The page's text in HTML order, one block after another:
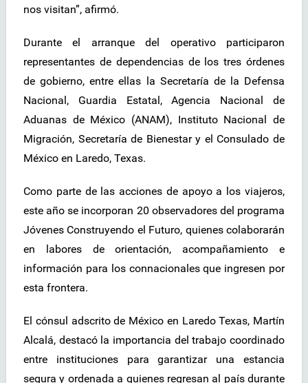
nos visitan”, afirmó.
Durante el arranque del operativo participaron
representantes de dependencias de los tres órdenes
de gobierno, entre ellas la Secretaría de la Defensa
Nacional, Guardia Estatal, Agencia Nacional de
Aduanas de México (ANAM), Instituto Nacional de
Migración, Secretaría de Bienestar y el Consulado de
México en Laredo, Texas.
Como parte de las acciones de apoyo a los viajeros,
este año se incorporan 20 observadores del programa
Jóvenes Construyendo el Futuro, quienes colaborarán
en labores de orientación, acompañamiento e
información para los connacionales que ingresen por
esta frontera.
El cónsul adscrito de México en Laredo Texas, Martín
Alcalá, destacó la importancia del trabajo coordinado
entre instituciones para garantizar una estancia
segura y ordenada a quienes regresan al país durante